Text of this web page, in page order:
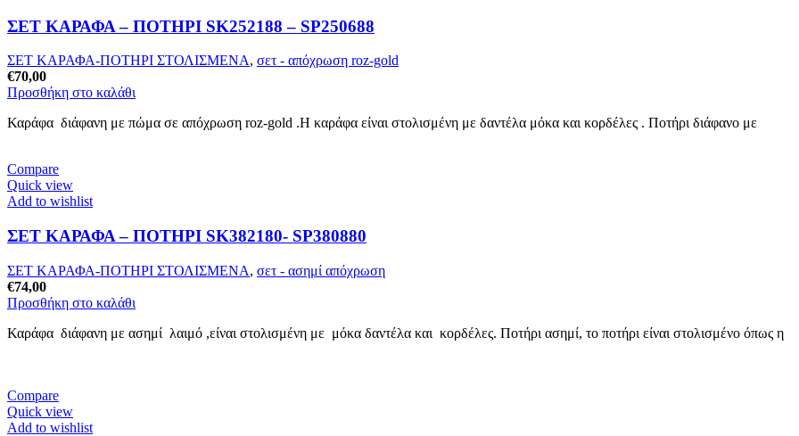
ΣΕΤ ΚΑΡΑΦΑ – ΠΟΤΗΡΙ SK252188 – SP250688
ΣΕΤ ΚΑΡΑΦΑ-ΠΟΤΗΡΙ ΣΤΟΛΙΣΜΕΝΑ, σετ - απόχρωση roz-gold
€70,00
Προσθήκη στο καλάθι
Καράφα διάφανη με πώμα σε απόχρωση roz-gold .Η καράφα είναι στολισμένη με δαντέλα μόκα και κορδέλες . Ποτήρι διάφανο με
Compare
Quick view
Add to wishlist
ΣΕΤ ΚΑΡΑΦΑ – ΠΟΤΗΡΙ SK382180- SP380880
ΣΕΤ ΚΑΡΑΦΑ-ΠΟΤΗΡΙ ΣΤΟΛΙΣΜΕΝΑ, σετ - ασημί απόχρωση
€74,00
Προσθήκη στο καλάθι
Καράφα διάφανη με ασημί λαιμό ,είναι στολισμένη με μόκα δαντέλα και κορδέλες. Ποτήρι ασημί, το ποτήρι είναι στολισμένο όπως η
Compare
Quick view
Add to wishlist